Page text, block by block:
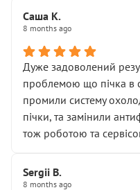
Саша К.
8 months ago
Дуже задоволений
проблемою що пічка в
промили систему
пічки, та замінили
тож роботою та
Sergii B.
8 months ago